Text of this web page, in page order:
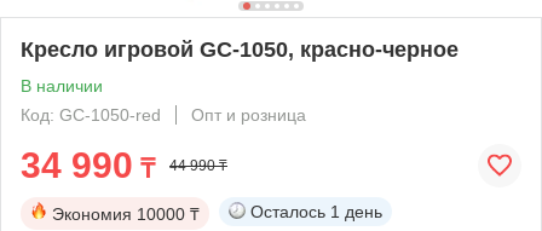
Кресло игровой GC-1050, красно-черное
В наличии
Код: GC-1050-red
Опт и розница
34 990 ₸ 44 990 ₸
Экономия 10000 ₸ Осталось 1 день